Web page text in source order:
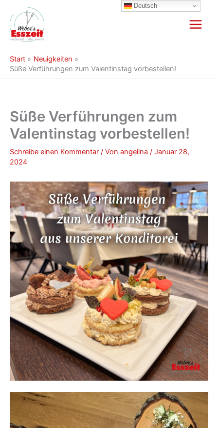
Inhalt
springen
Start
Neuigkeiten
Süße Verführungen zum Valentinstag vorbestellen!
Süße Verführungen zum
Valentinstag vorbestellen!
Schreibe einen Kommentar / Von angelina / Januar 28,
2024
Deutsch